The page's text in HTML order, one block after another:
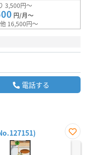
3,500円～
円/月～
16,500円～
電話する
お気